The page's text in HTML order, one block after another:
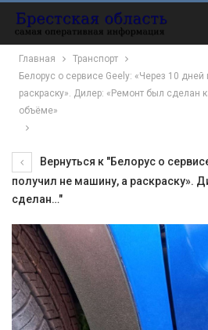
Главная
Транспорт
Белорус о сервисе Geely: «Через 10
раскраску». Дилер: «Ремонт был сделан
объёме»
Вернуться к "Белорус о
получил не машину, а раскраску».
сделан…"